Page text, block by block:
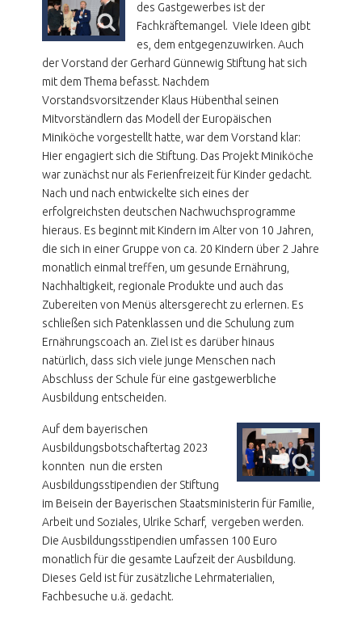
des Gastgewerbes ist der
Fachkräftemangel. Viele Ideen gibt
es, dem entgegenzuwirken. Auch
der Vorstand der Gerhard Günnewig Stiftung hat sich
mit dem Thema befasst. Nachdem
Vorstandsvorsitzender Klaus Hübenthal seinen
Mitvorständlern das Modell der Europäischen
Miniköche vorgestellt hatte, war dem Vorstand klar:
Hier engagiert sich die Stiftung. Das Projekt Miniköche
war zunächst nur als Ferienfreizeit für Kinder gedacht.
Nach und nach entwickelte sich eines der
erfolgreichsten deutschen Nachwuchsprogramme
hieraus. Es beginnt mit Kindern im Alter von 10 Jahren,
die sich in einer Gruppe von ca. 20 Kindern über 2 Jahre
monatlich einmal treffen, um gesunde Ernährung,
Nachhaltigkeit, regionale Produkte und auch das
Zubereiten von Menüs altersgerecht zu erlernen. Es
schließen sich Patenklassen und die Schulung zum
Ernährungscoach an. Ziel ist es darüber hinaus
natürlich, dass sich viele junge Menschen nach
Abschluss der Schule für eine gastgewerbliche
Ausbildung entscheiden.
Auf dem bayerischen
Ausbildungsbotschaftertag 2023
konnten nun die ersten
Ausbildungsstipendien der Stiftung
im Beisein der Bayerischen Staatsministerin für Familie,
Arbeit und Soziales, Ulrike Scharf, vergeben werden.
Die Ausbildungsstipendien umfassen 100 Euro
monatlich für die gesamte Laufzeit der Ausbildung.
Dieses Geld ist für zusätzliche Lehrmaterialien,
Fachbesuche u.ä. gedacht.